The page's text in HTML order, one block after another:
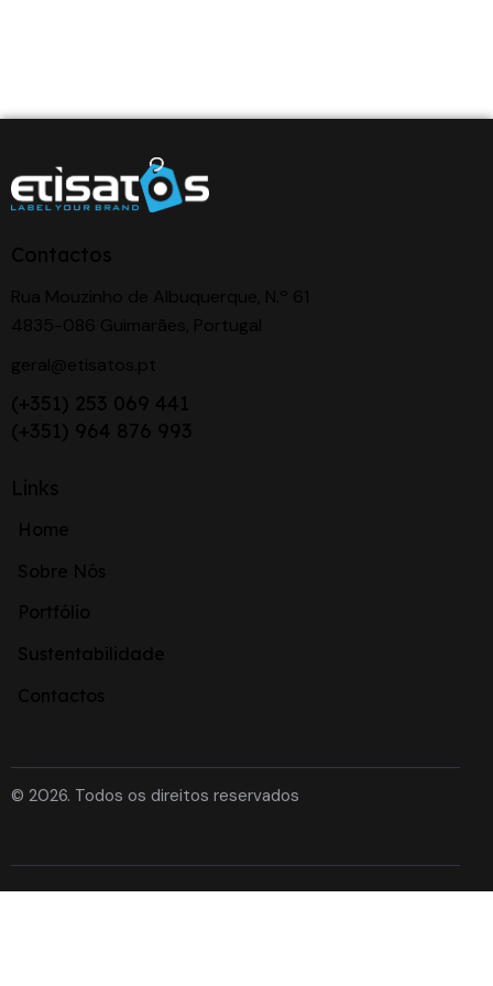
Contactos
Rua Mouzinho de Albuquerque, N.º 61
4835-086 Guimarães, Portugal
geral@etisatos.pt
(+351) 253 069 441
(+351) 964 876 993
Links
Home
Sobre Nós
Portfólio
Sustentabilidade
Contactos
© 2026. Todos os direitos reservados